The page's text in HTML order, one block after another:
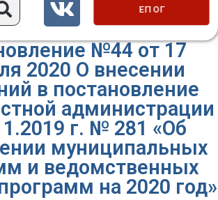
ЕП ОГ
№44 от 17
2020 О внесении
в постановление
администрации
г. № 281 «Об
муниципальных
и ведомственных
на 2020 год»